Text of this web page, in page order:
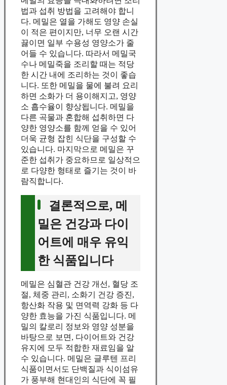
법과 섭취 방법을 고려해야 합니
다. 메밀은 열을 가해도 영양 손실
이 적은 편이지만, 너무 오랜 시간
끓이면 일부 수용성 영양소가 줄
어들 수 있습니다. 따라서 메밀국
수나 메밀죽을 조리할 때는 적당
한 시간 내에 조리하는 것이 좋습
니다. 또한 메밀을 물에 불려 요리
하면 소화가 더 용이해지고, 영양
소 흡수율이 향상됩니다. 메밀을
다른 곡물과 혼합해 섭취하면 다
양한 영양소를 함께 얻을 수 있어
더욱 균형 잡힌 식단을 구성할 수
있습니다. 마지막으로 메밀은 꾸
준한 섭취가 중요하므로 일상적으
로 다양한 형태로 즐기는 것이 바
람직합니다.
결론적으로, 메
밀은 건강과 다이
어트에 매우 유익
한 식품입니다
메밀은 심혈관 건강 개선, 혈당 조
절, 체중 관리, 소화기 건강 증진,
항산화 작용 및 면역력 강화 등 다
양한 효능을 가진 식품입니다. 메
밀의 칼로리 정보와 영양 성분을
바탕으로 보면, 다이어트와 건강
유지에 모두 적합한 재료임을 알
수 있습니다. 메밀은 글루텐 프리
식품이면서도 단백질과 식이섬유
가 풍부해 현대인의 식단에 꼭 필